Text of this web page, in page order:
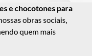
e chocotones para
obras sociais,
quem mais